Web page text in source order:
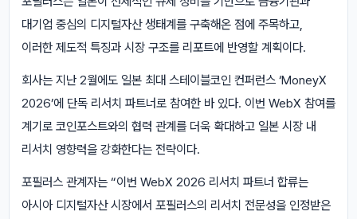
대기업 중심의 디지털자산 생태계를 구축해온 점에 주목하고,
이러한 제도적 특징과 시장 구조를 리포트에 반영할 계획이다.
회사는 지난 2월에도 일본 최대 스테이블코인 컨퍼런스 ‘MoneyX
2026’에 단독 리서치 파트너로 참여한 바 있다. 이번 WebX 참여를
계기로 코인포스트와의 협력 관계를 더욱 확대하고 일본 시장 내
리서치 영향력을 강화한다는 전략이다.
포필러스 관계자는 “이번 WebX 2026 리서치 파트너 합류는
아시아 디지털자산 시장에서 포필러스의 리서치 전문성을 인정받은